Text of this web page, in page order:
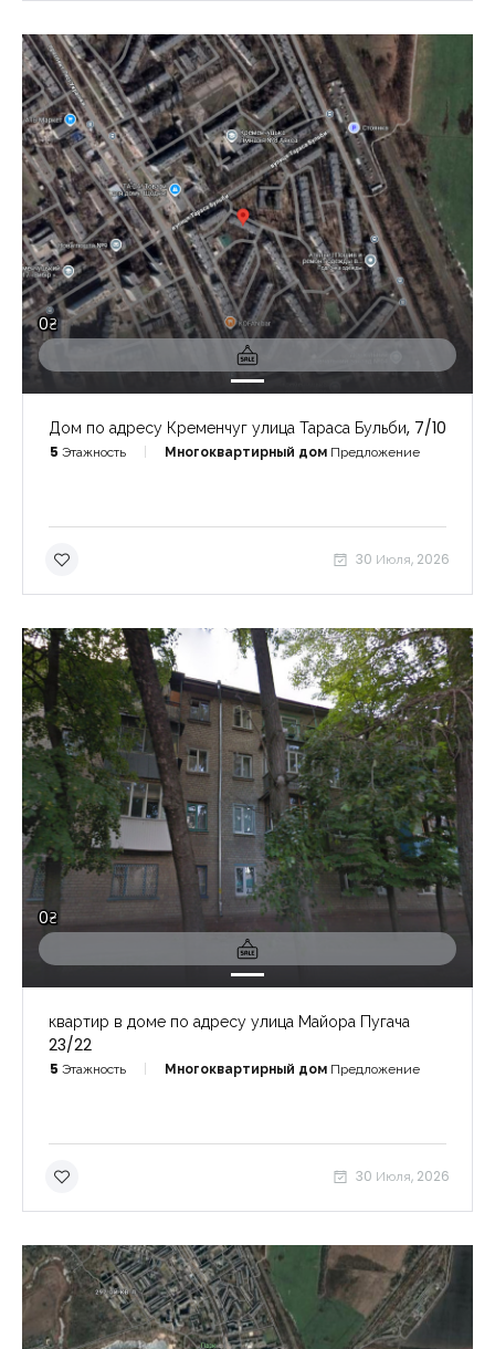
0₴
Дом по адресу Кременчуг улица Тараса Бульби, 7/10
5 Этажность Многоквартирный дом Предложение
30 Июля, 2026
0₴
квартир в доме по адресу улица Майора Пугача
23/22
5 Этажность Многоквартирный дом Предложение
30 Июля, 2026